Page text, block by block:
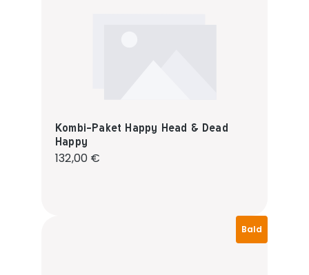
Kombi-Paket Happy Head & Dead
Happy
Regulärer Preis:
132,00 €
Bald